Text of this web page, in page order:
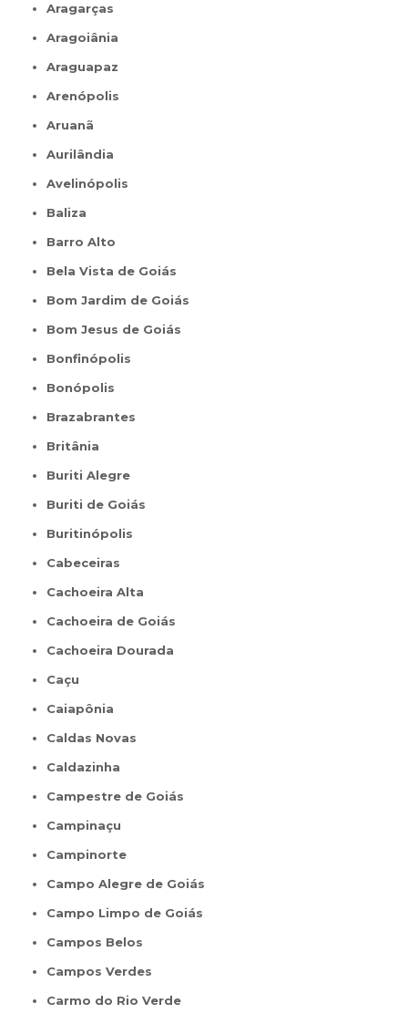
Aragarças
Aragoiânia
Araguapaz
Arenópolis
Aruanã
Aurilândia
Avelinópolis
Baliza
Barro Alto
Bela Vista de Goiás
Bom Jardim de Goiás
Bom Jesus de Goiás
Bonfinópolis
Bonópolis
Brazabrantes
Britânia
Buriti Alegre
Buriti de Goiás
Buritinópolis
Cabeceiras
Cachoeira Alta
Cachoeira de Goiás
Cachoeira Dourada
Caçu
Caiapônia
Caldas Novas
Caldazinha
Campestre de Goiás
Campinaçu
Campinorte
Campo Alegre de Goiás
Campo Limpo de Goiás
Campos Belos
Campos Verdes
Carmo do Rio Verde